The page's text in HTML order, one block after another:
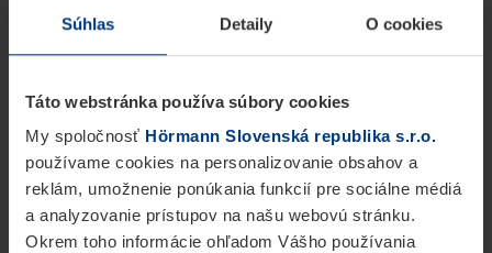
Súhlas Detaily O cookies
Táto webstránka používa súbory cookies
My spoločnosť Hörmann Slovenská republika s.r.o.
používame cookies na personalizovanie obsahov a
reklám, umožnenie ponúkania funkcií pre sociálne médiá
a analyzovanie prístupov na našu webovú stránku.
Okrem toho informácie ohľadom Vášho používania